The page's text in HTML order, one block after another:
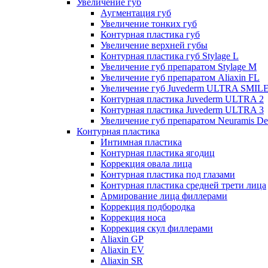
Увеличение губ
Аугментация губ
Увеличение тонких губ
Контурная пластика губ
Увеличение верхней губы
Контурная пластика губ Stylage L
Увеличение губ препаратом Stylage M
Увеличение губ препаратом Aliaxin FL
Увеличение губ Juvederm ULTRA
Контурная пластика Juvederm ULTRA 2
Контурная пластика Juvederm ULTRA 3
Увеличение губ препаратом Neuramis
Контурная пластика
Интимная пластика
Контурная пластика ягодиц
Коррекция овала лица
Контурная пластика под глазами
Контурная пластика средней трети лица
Армирование лица филлерами
Коррекция подбородка
Коррекция носа
Коррекция скул филлерами
Aliaxin GP
Aliaxin EV
Aliaxin SR